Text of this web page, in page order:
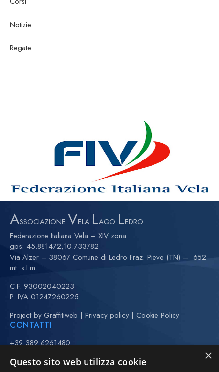
Notizie
Regate
ASSOCIAZIONE VELA LAGO LEDRO
Federazione Italiana Vela – XIV zona
gps: 45.881472,10.733782
Via Alzer – 38067 Comune di Ledro Fraz. Pieve (TN) – 652
mt. s.l.m.
C.F. 93002040223
P. IVA 01247260225
Project by Graffitiweb | Privacy policy | Cookie Policy
CONTATTI
+39 389 6261480
(maggio-settembre)
×
Questo sito web utilizza cookie